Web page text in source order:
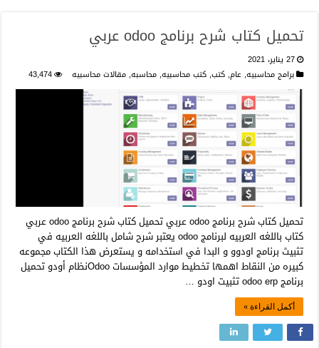
تحميل كتاب شرح برنامج odoo عربي
27 يناير، 2021
برامج محاسبيه, عام, كتب, كتب محاسبيه, محاسبه, مقالات محاسبيه 43,474
تحميل كتاب شرح برنامج odoo عربي تحميل كتاب شرح برنامج odoo عربي
كتاب باللغه العربيه لبرنامج odoo يعتبر شرح شامل باللغه العربيه في
تثبيث برنامج اودوو و البدا في استخدامه و يستعرض هذا الكتاب مجموعه
كبيره من النقاط اهمها تخطيط موارد المؤسسات Odooنظام أودو تحميل
برنامج odoo erp تثبيت اودو …
أكمل القراءة »